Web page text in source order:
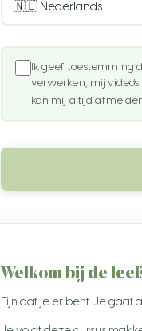
Verenigd Koninkrijk
Italië
Zwitserland
Noorwegen
Denemarken
Ik geef toestemming
verwerken, mij
kan mij altijd
Welkom bij de
Fijn dat je er bent. Je gaat